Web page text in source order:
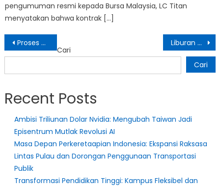
pengumuman resmi kepada Bursa Malaysia, LC Titan
menyatakan bahwa kontrak […]
Navigasi
pos
Proses Mengurus Surat Pindah Domisili: Panduan Lengkap Liburan Musim Panas Bersama Buku: Rekomendasi Bacaan dari Pustakawan Nasional
Cari
Cari
Recent Posts
Ambisi Triliunan Dolar Nvidia: Mengubah Taiwan Jadi
Episentrum Mutlak Revolusi AI
Masa Depan Perkeretaapian Indonesia: Ekspansi Raksasa
Lintas Pulau dan Dorongan Penggunaan Transportasi
Publik
Transformasi Pendidikan Tinggi: Kampus Fleksibel dan